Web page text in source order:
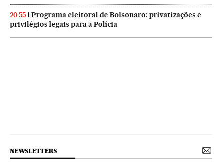
20:55
Programa eleitoral de Bolsonaro: privatizações e
privilégios legais para a Polícia
NEWSLETTERS